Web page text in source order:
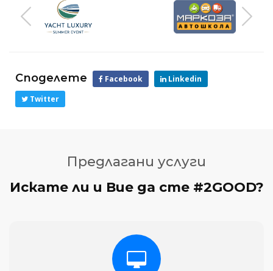
Споделете Facebook
Linkedin
Twitter
Предлагани услуги
Искате ли и Вие да сте #2GOOD?